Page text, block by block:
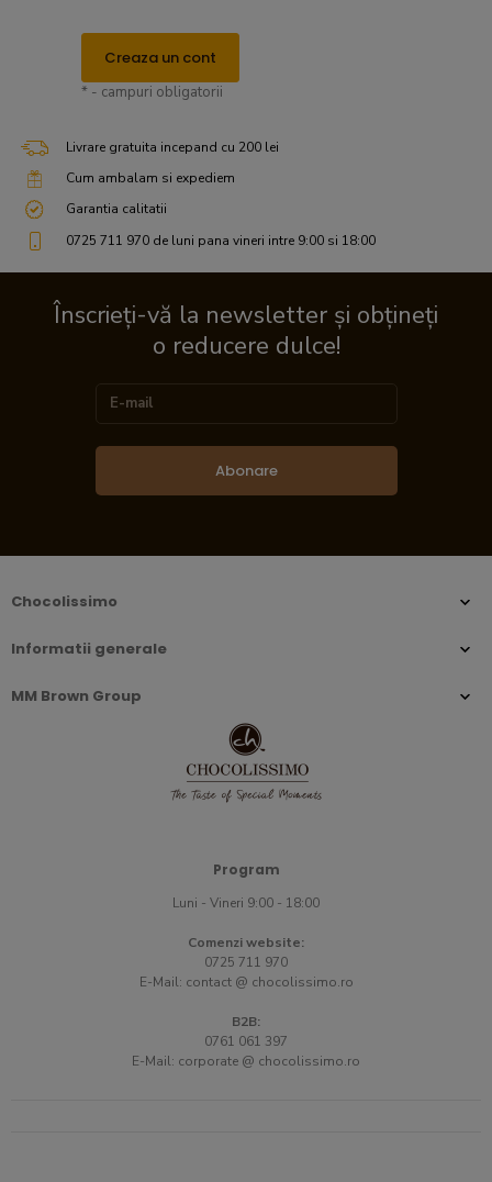
Creaza un cont
* - campuri obligatorii
Livrare gratuita incepand cu 200 lei
Cum ambalam si expediem
Garantia calitatii
0725 711 970 de luni pana vineri intre 9:00 si 18:00
Înscrieți-vă la newsletter și obțineți
o reducere dulce!
Abonare
Chocolissimo
Informatii generale
MM Brown Group
Program
Luni - Vineri 9:00 - 18:00
Comenzi website:
0725 711 970
E-Mail: contact @ chocolissimo.ro
B2B:
0761 061 397
E-Mail: corporate @ chocolissimo.ro